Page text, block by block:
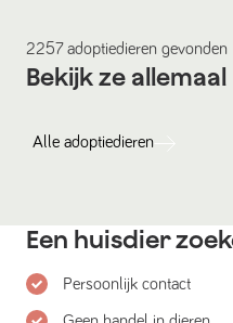
2257 adoptiedieren gevonden
Bekijk ze allemaal
Alle adoptiedieren
Een huisdier
Persoonlijk contact